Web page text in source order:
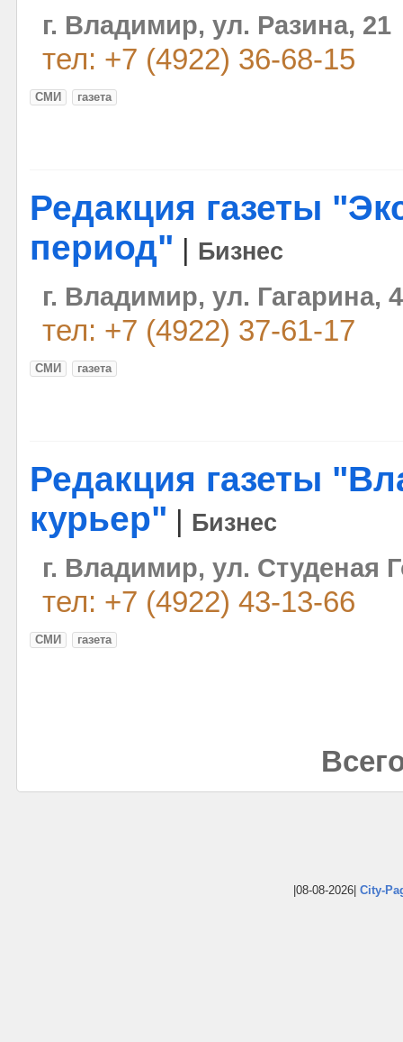
г. Владимир, ул. Разина, 21
тел: +7 (4922) 36-68-15
СМИ газета
Редакция газеты
период"
Бизнес
г. Владимир, ул. Гагарина,
тел: +7 (4922) 37-61-17
СМИ газета
Редакция газеты
курьер"
Бизнес
г. Владимир, ул. Студеная
тел: +7 (4922) 43-13-66
СМИ газета
|08-08-2026| City-